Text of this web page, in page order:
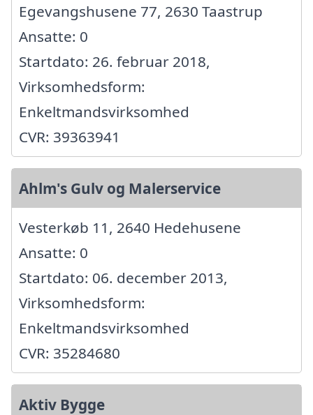
Egevangshusene 77, 2630 Taastrup
Ansatte: 0
Startdato: 26. februar 2018,
Virksomhedsform:
Enkeltmandsvirksomhed
CVR: 39363941
Ahlm's Gulv og Malerservice
Vesterkøb 11, 2640 Hedehusene
Ansatte: 0
Startdato: 06. december 2013,
Virksomhedsform:
Enkeltmandsvirksomhed
CVR: 35284680
Aktiv Bygge